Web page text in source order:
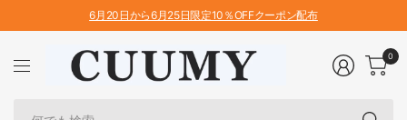
6月20日から6月25日限定10％OFFクーポン配布
0